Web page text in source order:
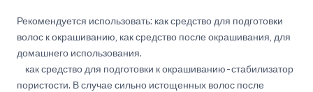
Рекомендуется использовать: как средство для подготовки
волос к окрашиванию, как средство после окрашивания, для
домашнего использования.
как средство для подготовки к окрашиванию - стабилизатор
пористости. В случае сильно истощенных волос после